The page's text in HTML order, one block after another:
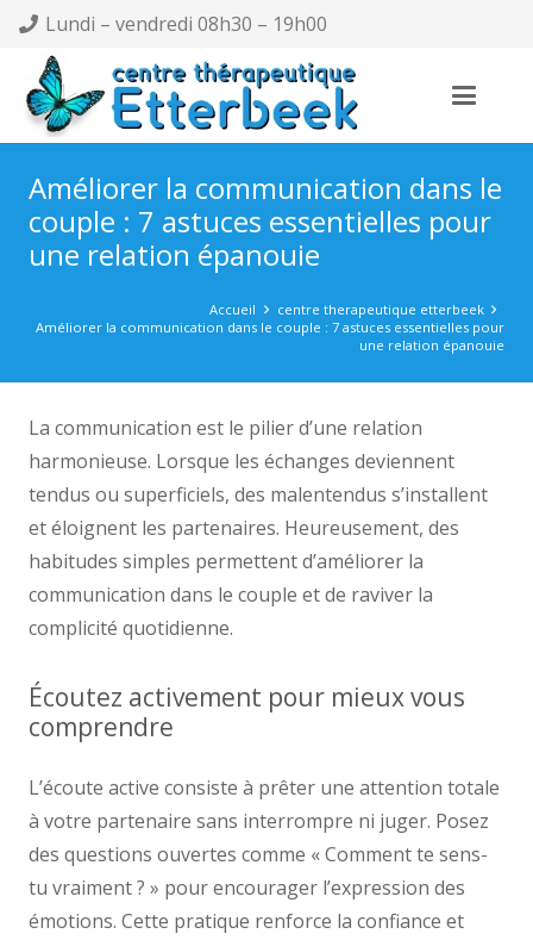
Lundi – vendredi 08h30 – 19h00
Améliorer la communication dans le
couple : 7 astuces essentielles pour
une relation épanouie
Accueil
centre therapeutique etterbeek
Améliorer la communication dans le couple : 7 astuces essentielles pour
une relation épanouie
La communication est le pilier d’une relation
harmonieuse. Lorsque les échanges deviennent
tendus ou superficiels, des malentendus s’installent
et éloignent les partenaires. Heureusement, des
habitudes simples permettent d’améliorer la
communication dans le couple et de raviver la
complicité quotidienne.
Écoutez activement pour mieux vous
comprendre
L’écoute active consiste à prêter une attention totale
à votre partenaire sans interrompre ni juger. Posez
des questions ouvertes comme « Comment te sens-
tu vraiment ? » pour encourager l’expression des
émotions. Cette pratique renforce la confiance et